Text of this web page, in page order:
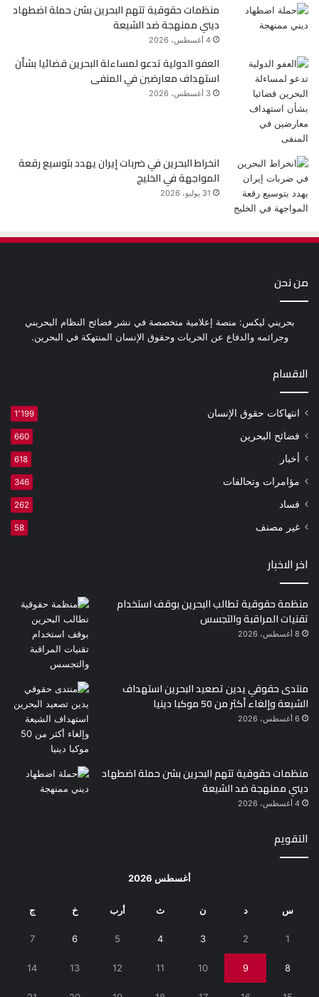
منظمات حقوقية تتهم البحرين بشن حملة اضطهاد
ديني ممنهجة ضد الشيعة
4 أغسطس، 2026
العفو الدولية تدعو لمساءلة البحرين قضائيا بشأن
استهداف معارضين في المنفى
3 أغسطس، 2026
انخراط البحرين في ضربات إيران يهدد بتوسيع رقعة
المواجهة في الخليج
31 يوليو، 2026
من نحن
بحريني ليكس: منصة إعلامية متخصصة في نشر فضائح النظام البحريني
وجرائمه والدفاع عن الحريات وحقوق الإنسان المنتهكة في البحرين.
الاقسام
انتهاكات حقوق الإنسان 1٬199
فضائح البحرين 660
أخبار 618
مؤامرات وتحالفات 346
فساد 262
غير مصنف 58
اخر الاخبار
منظمة حقوقية تطالب البحرين بوقف استخدام
تقنيات المراقبة والتجسس
8 أغسطس، 2026
منتدى حقوقي يدين تصعيد البحرين استهداف
الشيعة وإلغاء أكثر من 50 موكبا دينيا
6 أغسطس، 2026
منظمات حقوقية تتهم البحرين بشن حملة اضطهاد
ديني ممنهجة ضد الشيعة
4 أغسطس، 2026
التقويم
أغسطس 2026
س د ن ث أرب خ ج
1
2
3
4
5
6
7
8
9
10
11
12
13
14